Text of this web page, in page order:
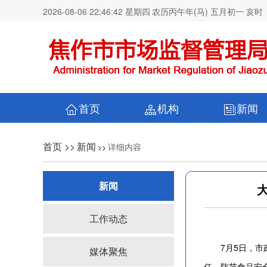
2026-08-06 22:46:42 星期四 农历丙午年(马) 五月初一 亥时
首页 机构 新闻
首页 >> 新闻 >> 详细内容
新闻
工作动态
媒体聚焦
7月5日，市政